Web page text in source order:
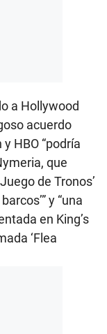
a Hollywood
acuerdo
HBO “podría
que
de Tronos’
y “una
en King’s
‘Flea